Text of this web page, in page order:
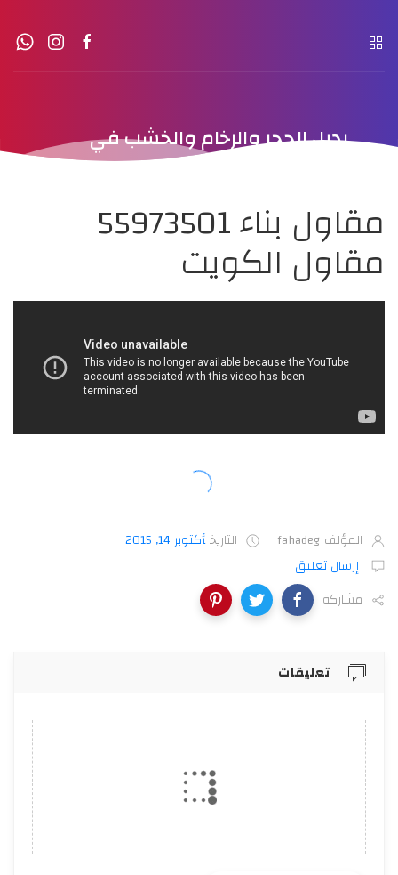
بديل الحجر والرخام والخشب في
مقاول بناء 55973501
مقاول الكويت
المؤلف fahadeg التاريخأكتوبر 14, 2015
إرسال تعليق
مشاركة
تعليقات